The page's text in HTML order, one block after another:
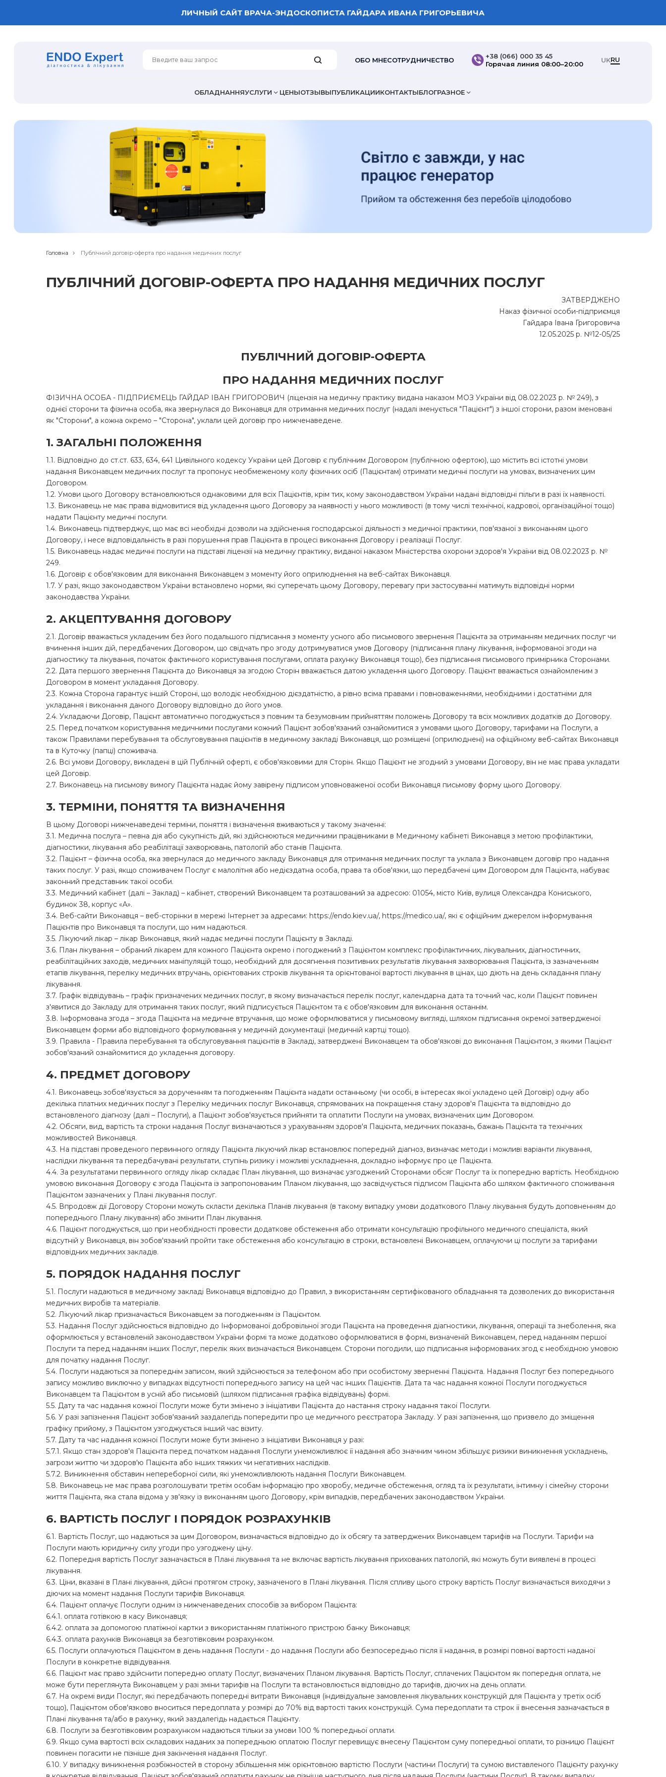
ЛИЧНЫЙ САЙТ ВРАЧА-ЭНДОСКОПИСТА ГАЙДАРА ИВАНА ГРИГОРЬЕВИЧА
ОБО МНЕСОТРУДНИЧЕСТВО
+38 (066) 000 35 45
Горячая линия 08:00–20:00
UKRU
ОБЛАДНАННЯУСЛУГИ ЦЕНЫОТЗЫВЫПУБЛИКАЦИИКОНТАКТЫБЛОГРАЗНОЕ
Головна Публічний договір-оферта про надання медичних послуг
ПУБЛІЧНИЙ ДОГОВІР-ОФЕРТА ПРО НАДАННЯ МЕДИЧНИХ ПОСЛУГ
ЗАТВЕРДЖЕНО
Наказ фізичної особи-підприємця
Гайдара Івана Григоровича
12.05.2025 р. №12-05/25
ПУБЛІЧНИЙ ДОГОВІР-ОФЕРТА
ПРО НАДАННЯ МЕДИЧНИХ ПОСЛУГ
ФІЗИЧНА ОСОБА - ПІДПРИЄМЕЦЬ ГАЙДАР ІВАН ГРИГОРОВИЧ (ліцензія на медичну практику видана наказом МОЗ України від 08.02.2023 р. № 249), з
однієї сторони та фізична особа, яка звернулася до Виконавця для отримання медичних послуг (надалі іменується "Пацієнт") з іншої сторони, разом іменовані
як "Сторони", а кожна окремо – "Сторона", уклали цей договір про нижченаведене.
1. ЗАГАЛЬНІ ПОЛОЖЕННЯ
1.1. Відповідно до ст.ст. 633, 634, 641 Цивільного кодексу України цей Договір є публічним Договором (публічною офертою), що містить всі істотні умови
надання Виконавцем медичних послуг та пропонує необмеженому колу фізичних осіб (Пацієнтам) отримати медичні послуги на умовах, визначених цим
Договором.
1.2. Умови цього Договору встановлюються однаковими для всіх Пацієнтів, крім тих, кому законодавством України надані відповідні пільги в разі їх наявності.
1.3. Виконавець не має права відмовитися від укладення цього Договору за наявності у нього можливості (в тому числі технічної, кадрової, організаційної тощо)
надати Пацієнту медичні послуги.
1.4. Виконавець підтверджує, що має всі необхідні дозволи на здійснення господарської діяльності з медичної практики, пов'язаної з виконанням цього
Договору, і несе відповідальність в разі порушення прав Пацієнта в процесі виконання Договору і реалізації Послуг.
1.5. Виконавець надає медичні послуги на підставі ліцензії на медичну практику, виданої наказом Міністерства охорони здоров'я України від 08.02.2023 р. №
249.
1.6. Договір є обов'язковим для виконання Виконавцем з моменту його оприлюднення на веб-сайтах Виконавця.
1.7. У разі, якщо законодавством України встановлено норми, які суперечать цьому Договору, перевагу при застосуванні матимуть відповідні норми
законодавства України.
2. АКЦЕПТУВАННЯ ДОГОВОРУ
2.1. Договір вважається укладеним без його подальшого підписання з моменту усного або письмового звернення Пацієнта за отриманням медичних послуг чи
вчинення інших дій, передбачених Договором, що свідчать про згоду дотримуватися умов Договору (підписання плану лікування, інформованої згоди на
діагностику та лікування, початок фактичного користування послугами, оплата рахунку Виконавця тощо), без підписання письмового примірника Сторонами.
2.2. Дата першого звернення Пацієнта до Виконавця за згодою Сторін вважається датою укладення цього Договору. Пацієнт вважається ознайомленим з
Договором в момент укладання Договору.
2.3. Кожна Сторона гарантує іншій Стороні, що володіє необхідною дієздатністю, а рівно всіма правами і повноваженнями, необхідними і достатніми для
укладання і виконання даного Договору відповідно до його умов.
2.4. Укладаючи Договір, Пацієнт автоматично погоджується з повним та безумовним прийняттям положень Договору та всіх можливих додатків до Договору.
2.5. Перед початком користування медичними послугами кожний Пацієнт зобов'язаний ознайомитися з умовами цього Договору, тарифами на Послуги, а
також Правилами перебування та обслуговування пацієнтів в медичному закладі Виконавця, що розміщені (оприлюднені) на офіційному веб-сайтах Виконавця
та в Куточку (папці) споживача.
2.6. Всі умови Договору, викладені в цій Публічній оферті, є обов'язковими для Сторін. Якщо Пацієнт не згодний з умовами Договору, він не має права укладати
цей Договір.
2.7. Виконавець на письмову вимогу Пацієнта надає йому завірену підписом уповноваженої особи Виконавця письмову форму цього Договору.
3. ТЕРМІНИ, ПОНЯТТЯ ТА ВИЗНАЧЕННЯ
В цьому Договорі нижченаведені терміни, поняття і визначення вживаються у такому значенні:
3.1. Медична послуга – певна дія або сукупність дій, які здійснюються медичними працівниками в Медичному кабінеті Виконавця з метою профілактики,
діагностики, лікування або реабілітації захворювань, патологій або станів Пацієнта.
3.2. Пацієнт – фізична особа, яка звернулася до медичного закладу Виконавця для отримання медичних послуг та уклала з Виконавцем договір про надання
таких послуг. У разі, якщо споживачем Послуг є малолітня або недієздатна особа, права та обов'язки, що передбачені цим Договором для Пацієнта, набуває
законний представник такої особи.
3.3. Медичний кабінет (далі – Заклад) – кабінет, створений Виконавцем та розташований за адресою: 01054, місто Київ, вулиця Олександра Кониського,
будинок 38, корпус «А».
3.4. Веб-сайти Виконавця – веб-сторінки в мережі Інтернет за адресами: https://endo.kiev.ua/, https://medico.ua/, які є офіційним джерелом інформування
Пацієнтів про Виконавця та послуги, що ним надаються.
3.5. Лікуючий лікар – лікар Виконавця, який надає медичні послуги Пацієнту в Закладі.
3.6. План лікування – обраний лікарем для кожного Пацієнта окремо і погоджений з Пацієнтом комплекс профілактичних, лікувальних, діагностичних,
реабілітаційних заходів, медичних маніпуляцій тощо, необхідний для досягнення позитивних результатів лікування захворювання Пацієнта, із зазначенням
етапів лікування, переліку медичних втручань, орієнтованих строків лікування та орієнтованої вартості лікування в цінах, що діють на день складання плану
лікування.
3.7. Графік відвідувань – графік призначених медичних послуг, в якому визначається перелік послуг, календарна дата та точний час, коли Пацієнт повинен
з'явитися до Закладу для отримання таких послуг, який підписується Пацієнтом та є обов'язковим для виконання останнім.
3.8. Інформована згода – згода Пацієнта на медичне втручання, що може оформлюватися у письмовому вигляді, шляхом підписання окремої затвердженої
Виконавцем форми або відповідного формулювання у медичній документації (медичній картці тощо).
3.9. Правила - Правила перебування та обслуговування пацієнтів в Закладі, затверджені Виконавцем та обов'язкові до виконання Пацієнтом, з якими Пацієнт
зобов'язаний ознайомитися до укладення договору.
4. ПРЕДМЕТ ДОГОВОРУ
4.1. Виконавець зобов'язується за дорученням та погодженням Пацієнта надати останньому (чи особі, в інтересах якої укладено цей Договір) одну або
декілька платних медичних послуг з Переліку медичних послуг Виконавця, спрямованих на покращення стану здоров'я Пацієнта та відповідно до
встановленого діагнозу (далі – Послуги), а Пацієнт зобов'язується прийняти та оплатити Послуги на умовах, визначених цим Договором.
4.2. Обсяги, вид, вартість та строки надання Послуг визначаються з урахуванням здоров'я Пацієнта, медичних показань, бажань Пацієнта та технічних
можливостей Виконавця.
4.3. На підставі проведеного первинного огляду Пацієнта лікуючий лікар встановлює попередній діагноз, визначає методи і можливі варіанти лікування,
наслідки лікування та передбачувані результати, ступінь ризику і можливі ускладнення, докладно інформує про це Пацієнта.
4.4. За результатами первинного огляду лікар складає План лікування, що визначає узгоджений Сторонами обсяг Послуг та їх попередню вартість. Необхідною
умовою виконання Договору є згода Пацієнта із запропонованим Планом лікування, що засвідчується підписом Пацієнта або шляхом фактичного споживання
Пацієнтом зазначених у Плані лікування послуг.
4.5. Впродовж дії Договору Сторони можуть скласти декілька Планів лікування (в такому випадку умови додаткового Плану лікування будуть доповненням до
попереднього Плану лікування) або змінити План лікування.
4.6. Пацієнт погоджується, що при необхідності провести додаткове обстеження або отримати консультацію профільного медичного спеціаліста, який
відсутній у Виконавця, він зобов'язаний пройти таке обстеження або консультацію в строки, встановлені Виконавцем, оплачуючи ці послуги за тарифами
відповідних медичних закладів.
5. ПОРЯДОК НАДАННЯ ПОСЛУГ
5.1. Послуги надаються в медичному закладі Виконавця відповідно до Правил, з використанням сертифікованого обладнання та дозволених до використання
медичних виробів та матеріалів.
5.2. Лікуючий лікар призначається Виконавцем за погодженням із Пацієнтом.
5.3. Надання Послуг здійснюється відповідно до Інформованої добровільної згоди Пацієнта на проведення діагностики, лікування, операції та знеболення, яка
оформлюється у встановленій законодавством України формі та може додатково оформлюватися в формі, визначеній Виконавцем, перед наданням першої
Послуги та перед наданням інших Послуг, перелік яких визначається Виконавцем. Сторони погодили, що підписання інформованих згод є необхідною умовою
для початку надання Послуг.
5.4. Послуги надаються за попереднім записом, який здійснюється за телефоном або при особистому зверненні Пацієнта. Надання Послуг без попереднього
запису можливо виключно у випадках відсутності попереднього запису на цей час інших Пацієнтів. Дата та час надання кожної Послуги погоджується
Виконавцем та Пацієнтом в усній або письмовій (шляхом підписання графіка відвідувань) формі.
5.5. Дату та час надання кожної Послуги може бути змінено з ініціативи Пацієнта до настання строку надання такої Послуги.
5.6. У разі запізнення Пацієнт зобов'язаний заздалегідь попередити про це медичного реєстратора Закладу. У разі запізнення, що призвело до зміщення
графіку прийому, з Пацієнтом узгоджується інший час візиту.
5.7. Дату та час надання кожної Послуги може бути змінено з ініціативи Виконавця у разі:
5.7.1. Якщо стан здоров'я Пацієнта перед початком надання Послуги унеможливлює її надання або значним чином збільшує ризики виникнення ускладнень,
загрози життю чи здоров'ю Пацієнта або інших тяжких чи негативних наслідків.
5.7.2. Виникнення обставин непереборної сили, які унеможливлюють надання Послуги Виконавцем.
5.8. Виконавець не має права розголошувати третім особам інформацію про хворобу, медичне обстеження, огляд та їх результати, інтимну і сімейну сторони
життя Пацієнта, яка стала відома у зв'язку із виконанням цього Договору, крім випадків, передбачених законодавством України.
6. ВАРТІСТЬ ПОСЛУГ І ПОРЯДОК РОЗРАХУНКІВ
6.1. Вартість Послуг, що надаються за цим Договором, визначається відповідно до їх обсягу та затверджених Виконавцем тарифів на Послуги. Тарифи на
Послуги мають юридичну силу угоди про узгоджену ціну.
6.2. Попередня вартість Послуг зазначається в Плані лікування та не включає вартість лікування прихованих патологій, які можуть бути виявлені в процесі
лікування.
6.3. Ціни, вказані в Плані лікування, дійсні протягом строку, зазначеного в Плані лікування. Після спливу цього строку вартість Послуг визначається виходячи з
діючих на момент надання Послуги тарифів Виконавця.
6.4. Пацієнт оплачує Послуги одним із нижченаведених способів за вибором Пацієнта:
6.4.1. оплата готівкою в касу Виконавця;
6.4.2. оплата за допомогою платіжної картки з використанням платіжного пристрою банку Виконавця;
6.4.3. оплата рахунків Виконавця за безготівковим розрахунком.
6.5. Послуги оплачуються Пацієнтом в день надання Послуги - до надання Послуги або безпосередньо після її надання, в розмірі повної вартості наданої
Послуги в конкретне відвідування.
6.6. Пацієнт має право здійснити попередню оплату Послуг, визначених Планом лікування. Вартість Послуг, сплачених Пацієнтом як попередня оплата, не
може бути переглянута Виконавцем у разі зміни тарифів на Послуги та встановлюється відповідно до тарифів, діючих на день оплати.
6.7. На окремі види Послуг, які передбачають попередні витрати Виконавця (індивідуальне замовлення лікувальних конструкцій для Пацієнта у третіх осіб
тощо), Пацієнтом обов'язково вноситься передоплата у розмірі до 70% від вартості таких конструкцій. Сума передоплати та строк її внесення зазначається в
Плані лікування та/або в рахунку, який заздалегідь надається Пацієнту.
6.8. Послуги за безготівковим розрахунком надаються тільки за умови 100 % попередньої оплати.
6.9. Якщо сума вартості всіх складових наданих за попередньою оплатою Послуг перевищує внесену Пацієнтом суму попередньої оплати, то різницю Пацієнт
повинен погасити не пізніше дня закінчення надання Послуг.
6.10. У випадку виникнення розбіжностей в сторону збільшення між орієнтовною вартістю Послуги (частини Послуги) та сумою виставленого Пацієнту рахунку